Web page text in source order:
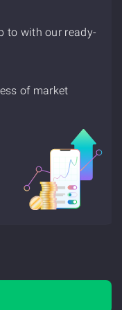
to with our ready-
of market